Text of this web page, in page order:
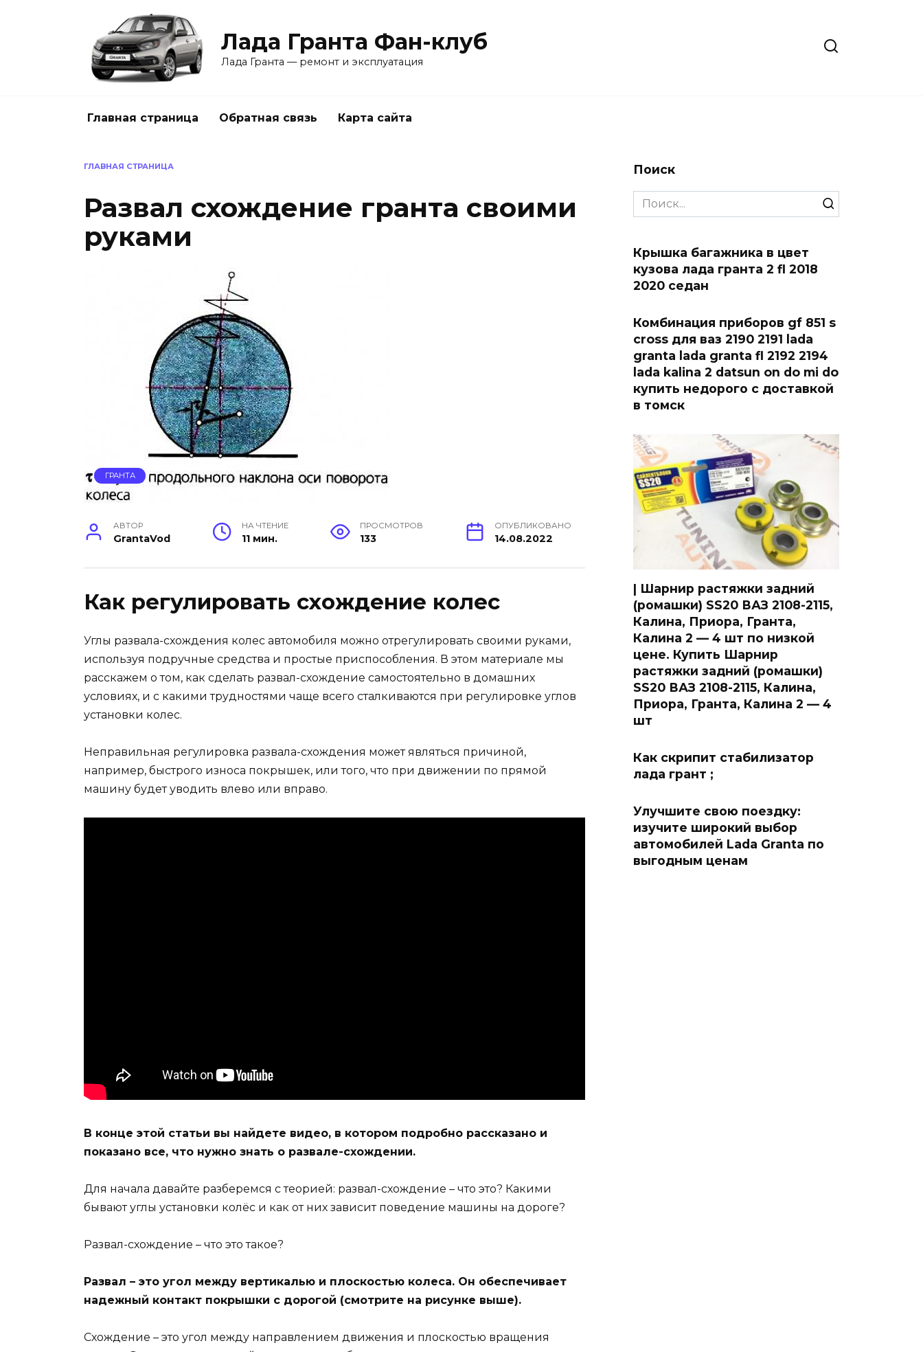
Лада Гранта Фан-клуб
Лада Гранта — ремонт и эксплуатация
Главная страница Обратная связь Карта сайта
ГЛАВНАЯ СТРАНИЦА
Развал схождение гранта своими
руками
ГРАНТА
АВТОР
GrantaVod
НА ЧТЕНИЕ
11 мин.
ПРОСМОТРОВ
133
ОПУБЛИКОВАНО
14.08.2022
Как регулировать схождение колес
Углы развала-схождения колес автомобиля можно отрегулировать своими руками,
используя подручные средства и простые приспособления. В этом материале мы
расскажем о том, как сделать развал-схождение самостоятельно в домашних
условиях, и с какими трудностями чаще всего сталкиваются при регулировке углов
установки колес.
Неправильная регулировка развала-схождения может являться причиной,
например, быстрого износа покрышек, или того, что при движении по прямой
машину будет уводить влево или вправо.
В конце этой статьи вы найдете видео, в котором подробно рассказано и
показано все, что нужно знать о развале-схождении.
Для начала давайте разберемся с теорией: развал-схождение – что это? Какими
бывают углы установки колёс и как от них зависит поведение машины на дороге?
Развал-схождение – что это такое?
Развал – это угол между вертикалью и плоскостью колеса. Он обеспечивает
надежный контакт покрышки с дорогой (смотрите на рисунке выше).
Схождение – это угол между направлением движения и плоскостью вращения
Поиск
Search
for:
Крышка багажника в цвет
кузова лада гранта 2 fl 2018
2020 седан
Комбинация приборов gf 851 s
cross для ваз 2190 2191 lada
granta lada granta fl 2192 2194
lada kalina 2 datsun on do mi do
купить недорого с доставкой
в томск
| Шарнир растяжки задний
(ромашки) SS20 ВАЗ 2108-2115,
Калина, Приора, Гранта,
Калина 2 — 4 шт по низкой
цене. Купить Шарнир
растяжки задний (ромашки)
SS20 ВАЗ 2108-2115, Калина,
Приора, Гранта, Калина 2 — 4
шт
Как скрипит стабилизатор
лада грант ;
Улучшите свою поездку:
изучите широкий выбор
автомобилей Lada Granta по
выгодным ценам